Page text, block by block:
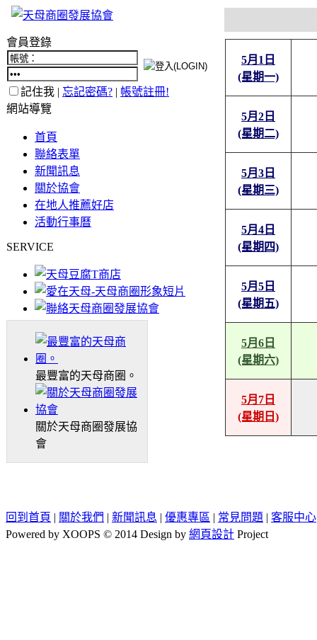
會員登錄
記住我 | 忘記密碼? | 帳號註冊!
網站導覽
首頁
聯絡表單
新聞訊息
關於協會
在地人推薦好店
活動行事曆
SERVICE
最豐富的天母商圈。
關於天母商圈發展協
會
5月1日
(星期一)
5月2日
(星期二)
5月3日
(星期三)
5月4日
(星期四)
5月5日
(星期五)
5月6日
(星期六)
5月7日
(星期日)
回到首頁 | 關於我們 | 新聞訊息 | 優惠專區 | 常見問題 | 客服中心
Powered by XOOPS © 2014 Design by 網頁設計 Project